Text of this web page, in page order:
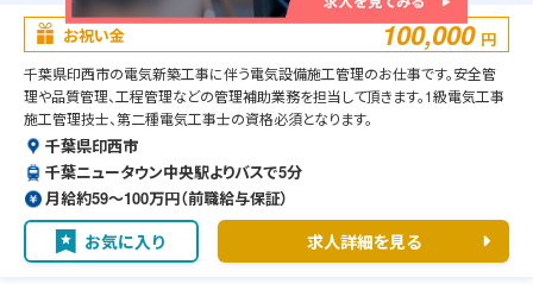
お祝い金 100,000 円
千葉県印西市の電気新築工事に伴う電気設備施工管理のお仕事です。安全管
理や品質管理、工程管理などの管理補助業務を担当して頂きます。1級電気工事
施工管理技士、第二種電気工事士の資格必須となります。
千葉県印西市
千葉ニュータウン中央駅よりバスで5分
月給約59〜100万円（前職給与保証）
お気に入り 求人詳細を見る